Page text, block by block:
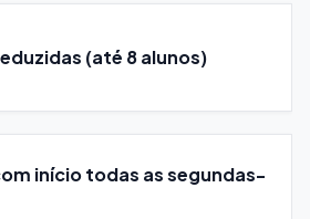
(até 8 alunos)
início todas as segundas-